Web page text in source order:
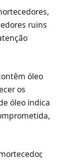
ruins
óleo
os
óleo indica